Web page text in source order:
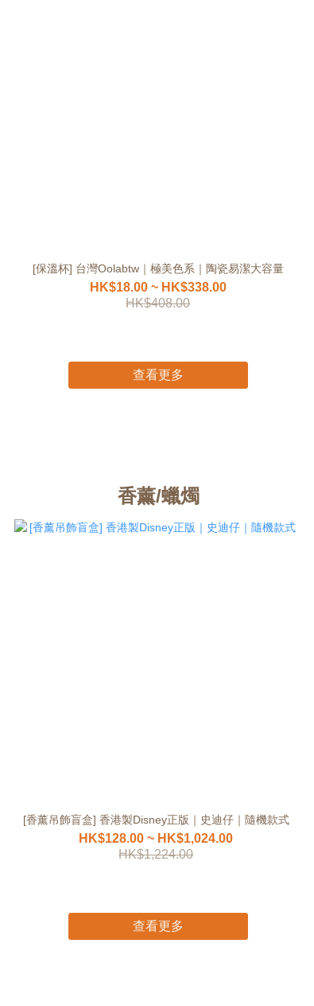
[保溫杯] 台灣Oolabtw｜極美色系｜陶瓷易潔大容量
HK$18.00 ~ HK$338.00
HK$408.00
查看更多
香薰/蠟燭
[香薰吊飾盲盒] 香港製Disney正版｜史迪仔｜隨機款式
HK$128.00 ~ HK$1,024.00
HK$1,224.00
查看更多